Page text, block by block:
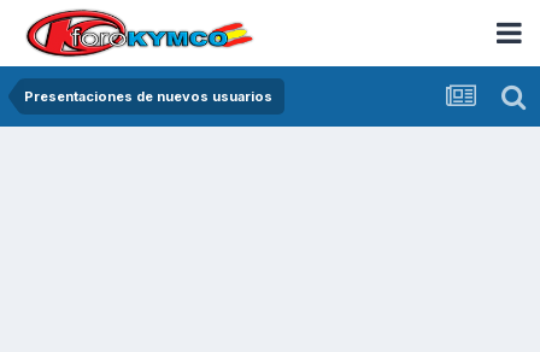
Presentaciones de nuevos usuarios